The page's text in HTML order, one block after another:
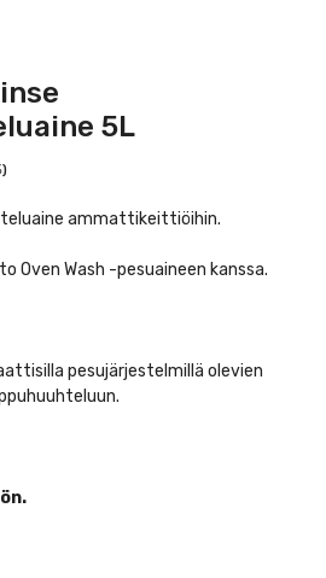
5L
ammattikeittiöihin.
Oven Wash -pesuaineen kanssa.
pesujärjestelmillä olevien